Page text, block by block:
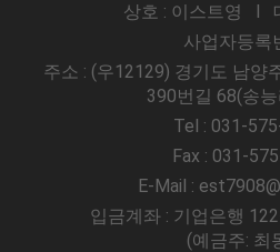
상호 : 이스트영 l
사업자등록
주소 : (우12129) 경기도 남양
390번길 68(송
Tel : 031-
Fax : 031-
E-Mail :
입금계좌 : 기업은행
(예금주: 최